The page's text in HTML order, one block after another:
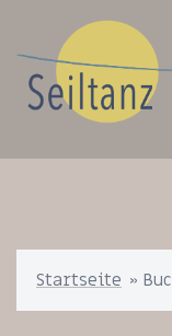
springen
Startseite »